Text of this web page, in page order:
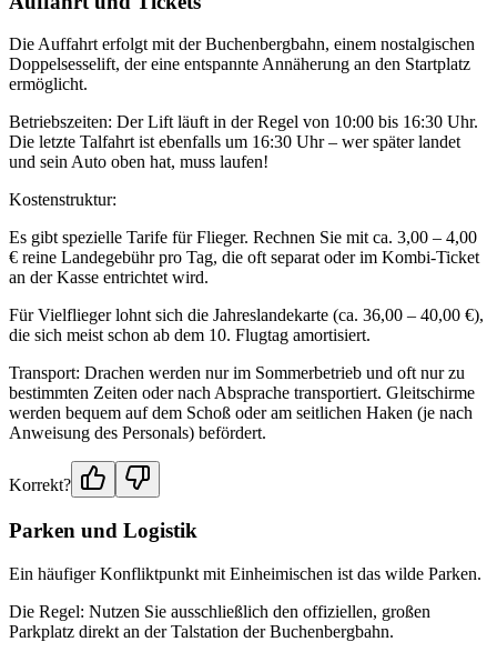
Die Auffahrt erfolgt mit der Buchenbergbahn, einem nostalgischen
Doppelsesselift, der eine entspannte Annäherung an den Startplatz
ermöglicht.
Betriebszeiten: Der Lift läuft in der Regel von 10:00 bis 16:30 Uhr.
Die letzte Talfahrt ist ebenfalls um 16:30 Uhr – wer später landet
und sein Auto oben hat, muss laufen!
Kostenstruktur:
Es gibt spezielle Tarife für Flieger. Rechnen Sie mit ca. 3,00 – 4,00
€ reine Landegebühr pro Tag, die oft separat oder im Kombi-Ticket
an der Kasse entrichtet wird.
Für Vielflieger lohnt sich die Jahreslandekarte (ca. 36,00 – 40,00 €),
die sich meist schon ab dem 10. Flugtag amortisiert.
Transport: Drachen werden nur im Sommerbetrieb und oft nur zu
bestimmten Zeiten oder nach Absprache transportiert. Gleitschirme
werden bequem auf dem Schoß oder am seitlichen Haken (je nach
Anweisung des Personals) befördert.
Korrekt?
Parken und Logistik
Ein häufiger Konfliktpunkt mit Einheimischen ist das wilde Parken.
Die Regel: Nutzen Sie ausschließlich den offiziellen, großen
Parkplatz direkt an der Talstation der Buchenbergbahn.